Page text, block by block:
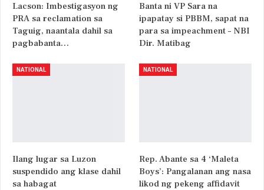
Lacson: Imbestigasyon ng
PRA sa reclamation sa
Taguig, naantala dahil sa
pagbabanta…
Banta ni VP Sara na
ipapatay si PBBM, sapat na
para sa impeachment – NBI
Dir. Matibag
NATIONAL
Ilang lugar sa Luzon
suspendido ang klase dahil
sa habagat
NATIONAL
Rep. Abante sa 4 ‘Maleta
Boys’: Pangalanan ang nasa
likod ng pekeng affidavit